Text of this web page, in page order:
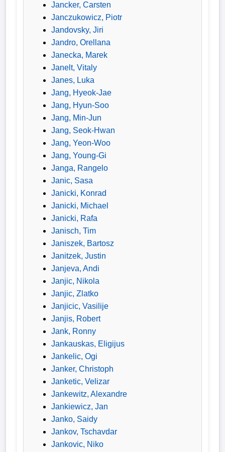
Jancker, Carsten
Janczukowicz, Piotr
Jandovsky, Jiri
Jandro, Orellana
Janecka, Marek
Janelt, Vitaly
Janes, Luka
Jang, Hyeok-Jae
Jang, Hyun-Soo
Jang, Min-Jun
Jang, Seok-Hwan
Jang, Yeon-Woo
Jang, Young-Gi
Janga, Rangelo
Janic, Sasa
Janicki, Konrad
Janicki, Michael
Janicki, Rafa
Janisch, Tim
Janiszek, Bartosz
Janitzek, Justin
Janjeva, Andi
Janjic, Nikola
Janjic, Zlatko
Janjicic, Vasilije
Janjis, Robert
Jank, Ronny
Jankauskas, Eligijus
Jankelic, Ogi
Janker, Christoph
Janketic, Velizar
Jankewitz, Alexandre
Jankiewicz, Jan
Janko, Saidy
Jankov, Tschavdar
Jankovic, Niko